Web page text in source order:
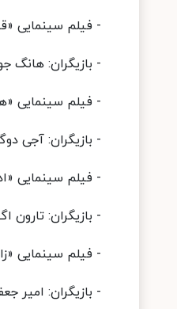
- فیلم سینمایی «قصیده
- بازیگران: هانگ
- فیلم سینمایی «همیشه
- بازیگران: آجی
- فیلم سینمایی «ادی
- بازیگران: تارون
- فیلم سینمایی «زاپاس»
- بازیگران: امیر